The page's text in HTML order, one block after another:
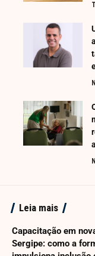
Leia mais
Capacitação em
Sergipe: como a